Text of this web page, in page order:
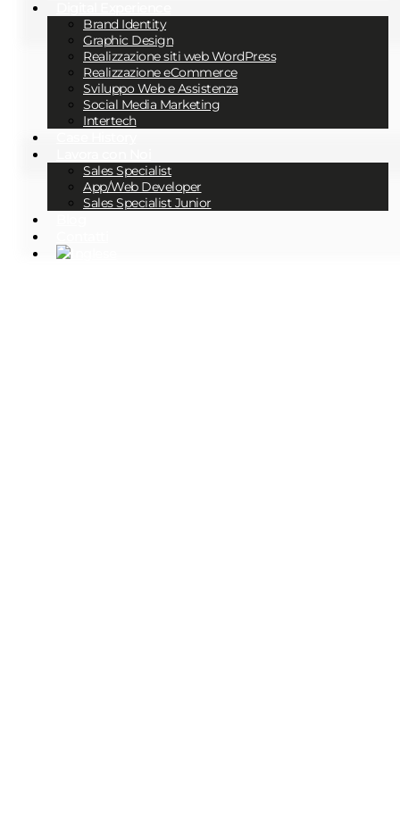
Brand Identity
Graphic Design
Realizzazione siti web WordPress
Realizzazione eCommerce
Sviluppo Web e Assistenza
Social Media Marketing
Intertech
Sales Specialist
App/Web Developer
Sales Specialist Junior